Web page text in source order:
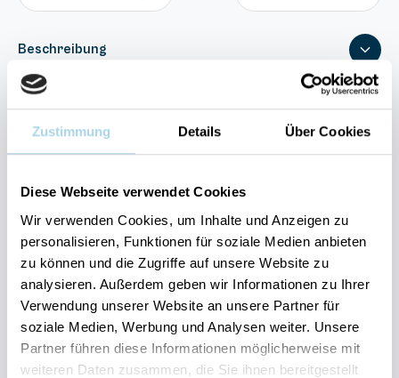
Zustimmung Details Über Cookies
Diese Webseite verwendet Cookies
Wir verwenden Cookies, um Inhalte und Anzeigen zu
personalisieren, Funktionen für soziale Medien anbieten
zu können und die Zugriffe auf unsere Website zu
analysieren. Außerdem geben wir Informationen zu Ihrer
Verwendung unserer Website an unsere Partner für
soziale Medien, Werbung und Analysen weiter. Unsere
Partner führen diese Informationen möglicherweise mit
weiteren Daten zusammen, die Sie ihnen bereitgestellt
Beschreibung
Ausstattung
Ihre Vorteile auf einen Blick:
Bestpreis-Garantie für Ihren Urlaub
Flexible An- und Abreise 24/7 möglich
Risikofrei bis 60 Tage vorher stornieren
Sofortige Buchungsbestätigung
Persönlicher Gästeservice vor Ort Transparente